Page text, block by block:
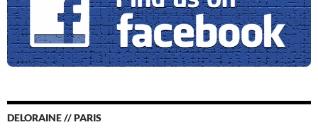
DELORAINE // PARIS